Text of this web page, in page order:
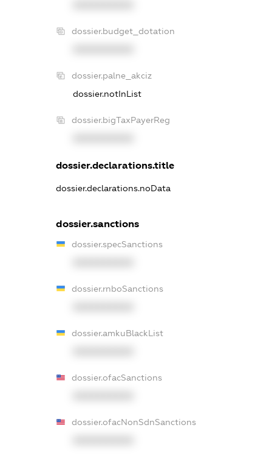
dossier.budget_dotation
dossier.palne_akciz
dossier.notInList
dossier.bigTaxPayerReg
dossier.declarations.title
dossier.declarations.noData
dossier.sanctions
dossier.specSanctions
dossier.rnboSanctions
dossier.amkuBlackList
dossier.ofacSanctions
dossier.ofacNonSdnSanctions